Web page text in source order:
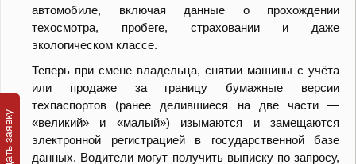
автомобиле, включая данные о прохождении
техосмотра, пробеге, страховании и даже
экологическом классе.
Теперь при смене владельца, снятии машины с учёта
или продаже за границу бумажные версии
техпаспортов (ранее делившиеся на две части —
«великий» и «малый») изымаются и замещаются
электронной регистрацией в государственной базе
данных. Водители могут получить выписку по запросу,